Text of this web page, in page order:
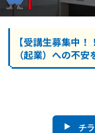
【受講生募集中
（起業）への不安
チ